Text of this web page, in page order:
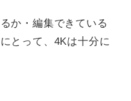
か・編集できている
とって、4Kは十分に